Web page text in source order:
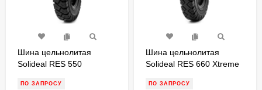
Шина цельнолитая
Solideal RES 550
бурта для вилочного
ПО ЗАПРОСУ
Шина цельнолитая
Solideal RES 660 Xtreme
вилочного погрузчика
ПО ЗАПРОСУ